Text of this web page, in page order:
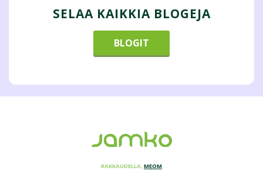
SELAA KAIKKIA BLOGEJA
BLOGIT
RAKKAUDELLA, MEOM